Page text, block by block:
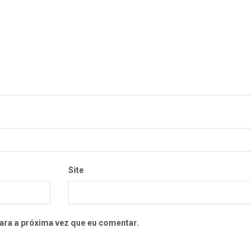
Site
a próxima vez que eu comentar.